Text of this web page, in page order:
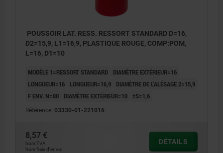
POUSSOIR LAT. RESS. RESSORT STANDARD D=16,
D2=15,9, L1=16,9, PLASTIQUE ROUGE, COMP:POM,
L=16, D1=10
MODÈLE 1=RESSORT STANDARD
DIAMÈTRE EXTÉRIEUR=16
LONGUEUR=16
LONGUEUR=16,9
DIAMÈTRE DE L'ALÉSAGE 2=15,9
F ENV. N=80
DIAMÈTRE EXTÉRIEUR=10 ±S=1,6
Référence: 03330-01-221016
8,57 €
hors TVA
hors frais d’envoi
DÉTAILS